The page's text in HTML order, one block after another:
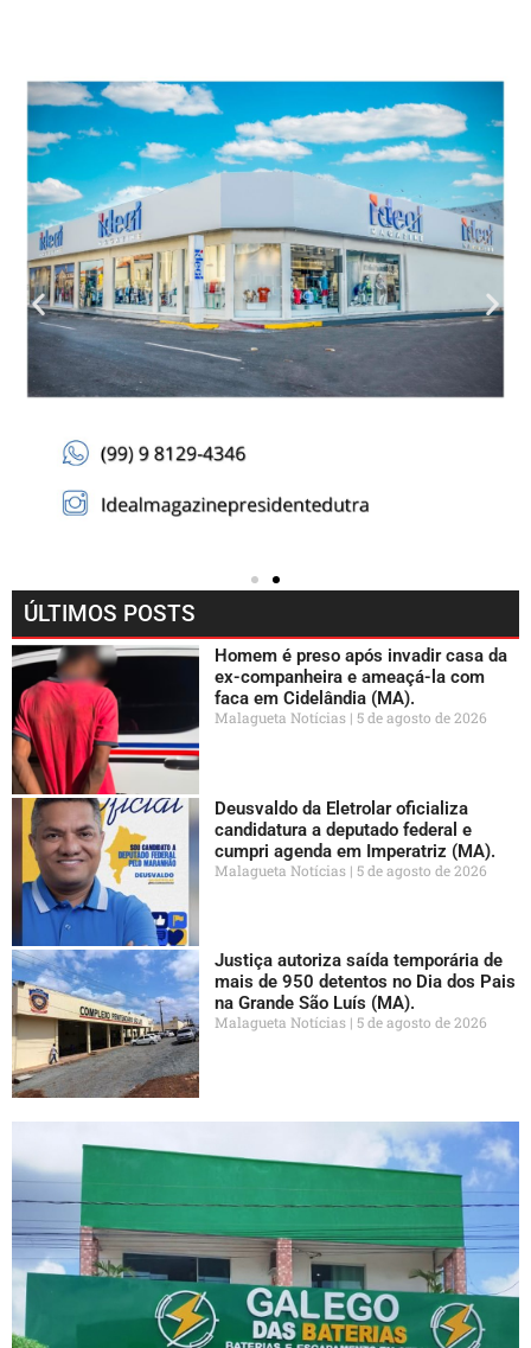
ÚLTIMOS POSTS
Homem é preso após invadir casa da
ex-companheira e ameaçá-la com
faca em Cidelândia (MA).
Malagueta Notícias 5 de agosto de 2026
Deusvaldo da Eletrolar oficializa
candidatura a deputado federal e
cumpri agenda em Imperatriz (MA).
Malagueta Notícias 5 de agosto de 2026
Justiça autoriza saída temporária de
mais de 950 detentos no Dia dos Pais
na Grande São Luís (MA).
Malagueta Notícias 5 de agosto de 2026